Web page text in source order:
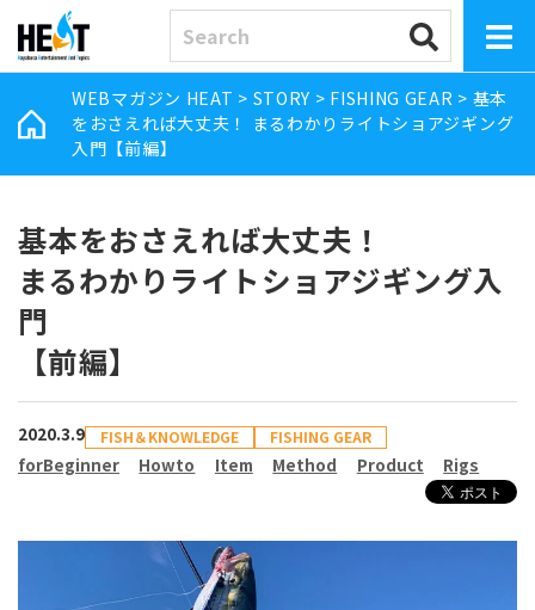
WEBマガジン HEAT > STORY > FISHING GEAR > 基本
をおさえれば大丈夫！ まるわかりライトショアジギング
入門【前編】
基本をおさえれば大丈夫！
まるわかりライトショアジギング入
門
【前編】
2020.3.9 FISH＆KNOWLEDGE FISHING GEAR
forBeginner Howto Item Method Product Rigs